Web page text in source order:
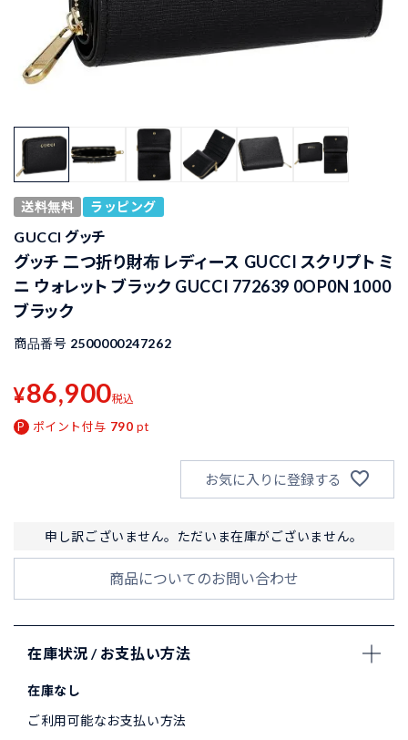
送料無料 ラッピング
GUCCI グッチ
グッチ 二つ折り財布 レディース GUCCI スクリプト ミ
ニ ウォレット ブラック GUCCI 772639 0OP0N 1000
ブラック
商品番号 2500000247262
¥86,900税込
ポイント付与 790 pt
お気に入りに登録する
申し訳ございません。ただいま在庫がございません。
商品についてのお問い合わせ
在庫状況 / お支払い方法
在庫なし
ご利用可能なお支払い方法